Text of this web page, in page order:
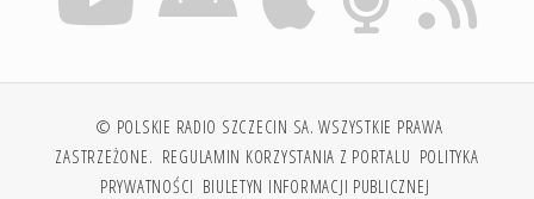
© POLSKIE RADIO SZCZECIN SA. WSZYSTKIE PRAWA
ZASTRZEŻONE. REGULAMIN KORZYSTANIA Z PORTALU POLITYKA
PRYWATNOŚCI BIULETYN INFORMACJI PUBLICZNEJ